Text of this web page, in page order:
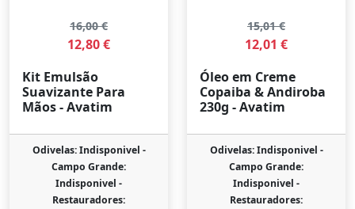
16,00 €
12,80 €
Kit Emulsão
Suavizante Para
Mãos - Avatim
Odivelas: Indisponivel -
Campo Grande:
Indisponivel -
Restauradores:
15,01 €
12,01 €
Óleo em Creme
Copaiba & Andiroba
230g - Avatim
Odivelas: Indisponivel -
Campo Grande:
Indisponivel -
Restauradores: